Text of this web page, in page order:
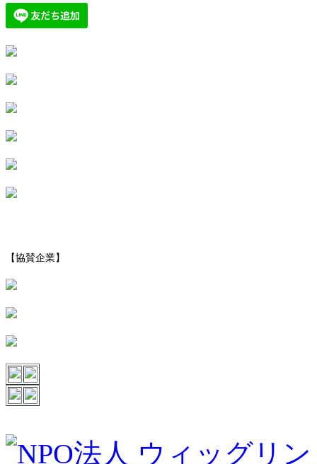
【協賛企業】